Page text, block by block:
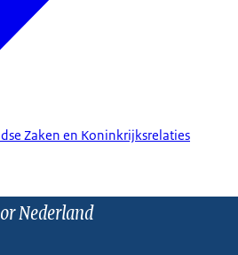
Zaken en Koninkrijksrelaties
Nederland